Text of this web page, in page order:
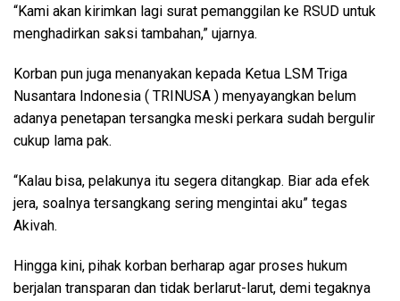
“Kami akan kirimkan lagi surat pemanggilan ke RSUD untuk
menghadirkan saksi tambahan,” ujarnya.
Korban pun juga menanyakan kepada Ketua LSM Triga
Nusantara Indonesia ( TRINUSA ) menyayangkan belum
adanya penetapan tersangka meski perkara sudah bergulir
cukup lama pak.
“Kalau bisa, pelakunya itu segera ditangkap. Biar ada efek
jera, soalnya tersangkang sering mengintai aku” tegas
Akivah.
Hingga kini, pihak korban berharap agar proses hukum
berjalan transparan dan tidak berlarut-larut, demi tegaknya